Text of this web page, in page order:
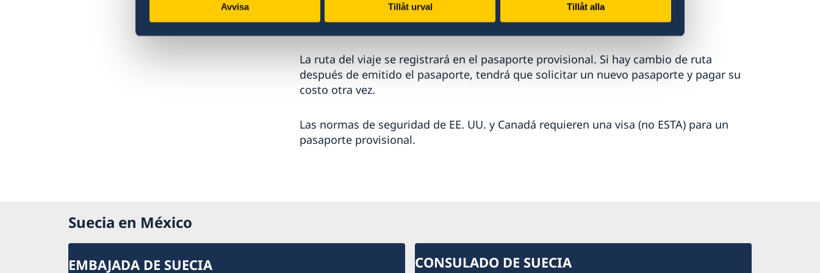
Avvisa Tillåt urval Tillåt alla
Información importante:
La ruta del viaje se registrará en el pasaporte provisional. Si hay cambio de ruta
después de emitido el pasaporte, tendrá que solicitar un nuevo pasaporte y pagar su
costo otra vez.
Las normas de seguridad de EE. UU. y Canadá requieren una visa (no ESTA) para un
pasaporte provisional.
Suecia en México
EMBAJADA DE SUECIA CONSULADO DE SUECIA